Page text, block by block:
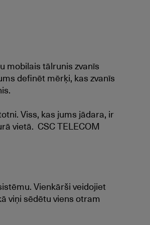
mobilais tālrunis zvanīs
definēt mērķi, kas zvanīs
Viss, kas jums jādara, ir
vietā. CSC TELECOM
Vienkārši veidojiet
viņi sēdētu viens otram